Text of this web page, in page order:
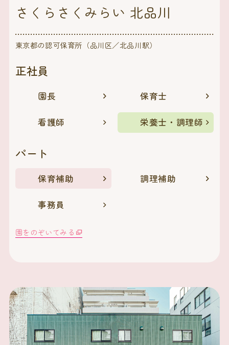
さくらさくみらい 北品川
東京都の認可保育所（品川区／北品川駅）
正社員
園長 保育士
看護師 栄養士・調理師
パート
保育補助 調理補助
事務員
園をのぞいてみる